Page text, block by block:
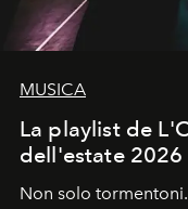
MUSICA
La playlist de
dell'estate 2026
Non solo